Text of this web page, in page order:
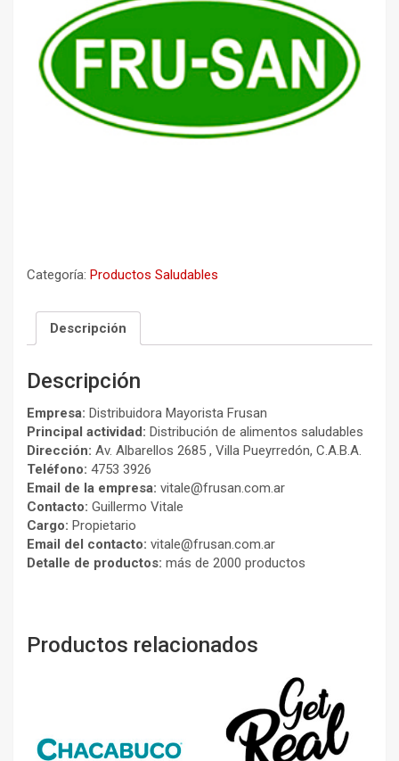
Categoría: Productos Saludables
Descripción
Descripción
Empresa: Distribuidora Mayorista Frusan
Principal actividad: Distribución de alimentos saludables
Dirección: Av. Albarellos 2685 , Villa Pueyrredón, C.A.B.A.
Teléfono: 4753 3926
Email de la empresa: vitale@frusan.com.ar
Contacto: Guillermo Vitale
Cargo: Propietario
Email del contacto: vitale@frusan.com.ar
Detalle de productos: más de 2000 productos
Productos relacionados